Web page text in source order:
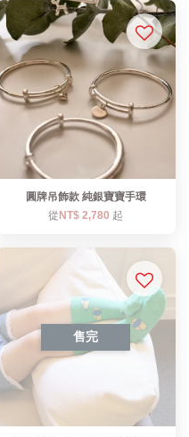
圓牌吊飾款 純銀寶寶手環
從 NT$ 2,780 起
售完